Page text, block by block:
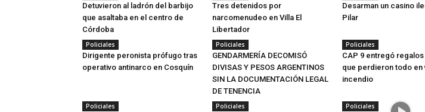
Detuvieron al ladrón del barbijo
que asaltaba en el centro de
Córdoba
Tres detenidos por
narcomenudeo en Villa El
Libertador
Desarman un casino
Pilar
Policiales
Dirigente peronista prófugo tras
operativo antinarco en Cosquín
Policiales
GENDARMERÍA DECOMISÓ
DIVISAS Y PESOS ARGENTINOS
SIN LA DOCUMENTACIÓN LEGAL
DE TENENCIA
Policiales
CAP 9 entregó regalos
que perdieron todo en
incendio
Policiales Policiales Policiales